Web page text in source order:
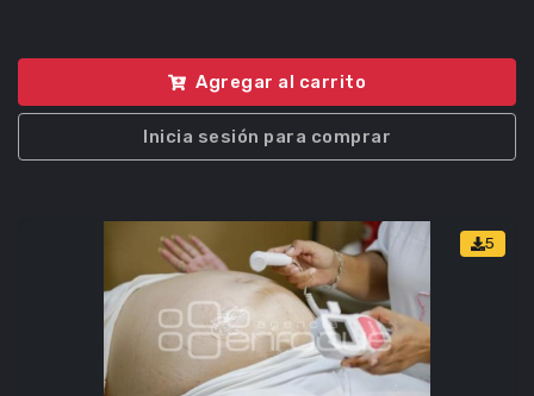
Agregar al carrito
Inicia sesión para comprar
5